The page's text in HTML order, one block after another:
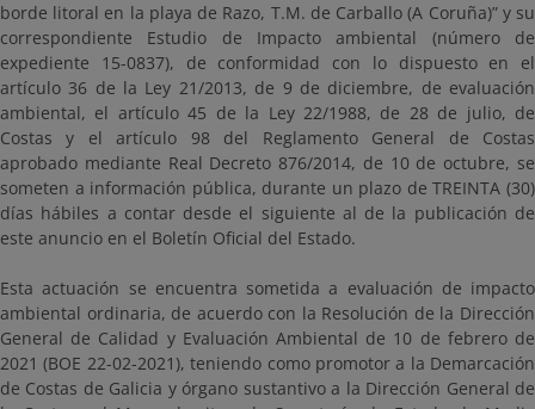
borde litoral en la playa de Razo, T.M. de Carballo (A Coruña)” y su
correspondiente Estudio de Impacto ambiental (número de
expediente 15-0837), de conformidad con lo dispuesto en el
artículo 36 de la Ley 21/2013, de 9 de diciembre, de evaluación
ambiental, el artículo 45 de la Ley 22/1988, de 28 de julio, de
Costas y el artículo 98 del Reglamento General de Costas
aprobado mediante Real Decreto 876/2014, de 10 de octubre, se
someten a información pública, durante un plazo de TREINTA (30)
días hábiles a contar desde el siguiente al de la publicación de
este anuncio en el Boletín Oficial del Estado.
Esta actuación se encuentra sometida a evaluación de impacto
ambiental ordinaria, de acuerdo con la Resolución de la Dirección
General de Calidad y Evaluación Ambiental de 10 de febrero de
2021 (BOE 22-02-2021), teniendo como promotor a la Demarcación
de Costas de Galicia y órgano sustantivo a la Dirección General de